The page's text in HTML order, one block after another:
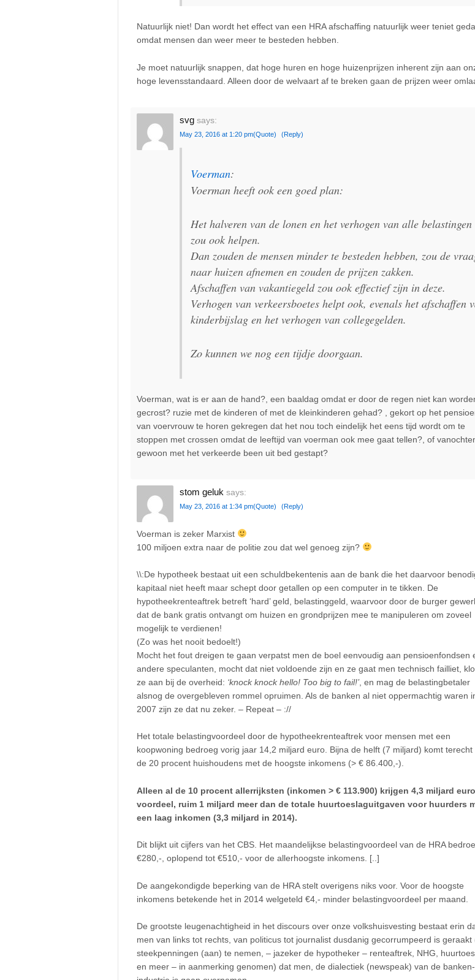
Natuurlijk niet! Dan wordt het effect van een HRA afschaffing natuurlijk weer teniet
omdat mensen dan weer meer te besteden hebben.
Je moet natuurlijk snappen, dat hoge huren en hoge huizenprijzen inherent zijn aan
hoge levensstandaard. Alleen door de welvaart af te breken gaan de prijzen weer
svg says:
May 23, 2016 at 1:20 pm(Quote) (Reply)
Voerman:
Voerman heeft ook een goed plan:
Het halveren van de lonen en het verhogen van alle belastingen
zou ook helpen.
Dan zouden de mensen minder te besteden hebben, zou de
naar huizen afnemen en zouden de prijzen zakken.
Afschaffen van vakantiegeld zou ook effectief zijn in deze.
Verhogen van verkeersboetes helpt ook, evenals het afschaffen
kinderbijslag en het verhogen van collegegelden.
Zo kunnen we nog een tijdje doorgaan.
Voerman, wat is er aan de hand?, een baaldag omdat er door de regen niet kan
gecrost? ruzie met de kinderen of met de kleinkinderen gehad? , gekort op het
van voervrouw te horen gekregen dat het nou toch eindelijk het eens tijd wordt om te
stoppen met crossen omdat de leeftijd van voerman ook mee gaat tellen?, of
gewoon met het verkeerde been uit bed gestapt?
stom geluk says:
May 23, 2016 at 1:34 pm(Quote) (Reply)
Voerman is zeker Marxist
100 miljoen extra naar de politie zou dat wel genoeg zijn?
\\:De hypotheek bestaat uit een schuldbekentenis aan de bank die het daarvoor
kapitaal niet heeft maar schept door getallen op een computer in te tikken. De
hypotheekrenteaftrek betreft ‘hard’ geld, belastinggeld, waarvoor door de burger
dat de bank gratis ontvangt om huizen en grondprijzen mee te manipuleren om zoveel
mogelijk te verdienen!
(Zo was het nooit bedoelt!)
Mocht het fout dreigen te gaan verpatst men de boel eenvoudig aan pensioenfondsen
andere speculanten, mocht dat niet voldoende zijn en ze gaat men technisch failliet,
ze aan bij de overheid: ‘knock knock hello! Too big to fail!’, en mag de belastingbetaler
alsnog de overgebleven rommel opruimen. Als de banken al niet oppermachtig waren
2007 zijn ze dat nu zeker. – Repeat – ://
Het totale belastingvoordeel door de hypotheekrenteaftrek voor mensen met een
koopwoning bedroeg vorig jaar 14,2 miljard euro. Bijna de helft (7 miljard) komt terecht
de 20 procent huishoudens met de hoogste inkomens (> € 86.400,-).
Alleen al de 10 procent allerrijksten (inkomen > € 113.900) krijgen 4,3 miljard euro
voordeel, ruim 1 miljard meer dan de totale huurtoeslaguitgaven voor huurders
een laag inkomen (3,3 miljard in 2014).
Dit blijkt uit cijfers van het CBS. Het maandelijkse belastingvoordeel van de HRA
€280,-, oplopend tot €510,- voor de allerhoogste inkomens. [..]
De aangekondigde beperking van de HRA stelt overigens niks voor. Voor de hoogste
inkomens betekende het in 2014 welgeteld €4,- minder belastingvoordeel per maand.
De grootste leugenachtigheid in het discours over onze volkshuisvesting bestaat erin
men van links tot rechts, van politicus tot journalist dusdanig gecorrumpeerd is geraakt
steekpenningen (aan) te nemen, – jazeker de hypotheker – renteaftrek, NHG,
en meer – in aanmerking genomen) dat men, de dialectiek (newspeak) van de banken-